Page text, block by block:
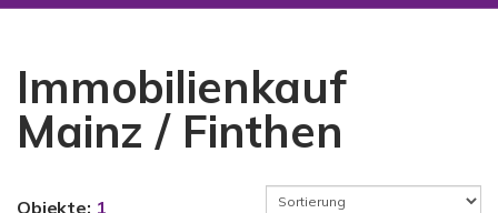
Immobilienkauf
Mainz / Finthen
Objekte: 1